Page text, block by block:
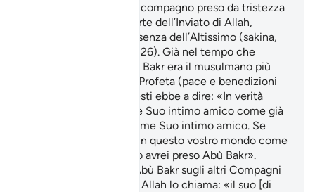
Profeta rassicurò il suo compagno preso da tristezza
e scoramento per la sorte dell’Inviato di Allah,
rammentandogli la presenza dell’Altissimo (sakina,
vedi sopra nota al vers. 26). Già nel tempo che
precedette l’Egira, Abù Bakr era il musulmano più
intimamente legato al Profeta (pace e benedizioni
su di lui) tanto che questi ebbe a dire: «In verità
Allah mi ha preso come Suo intimo amico come già
aveva preso İbrahim come Suo intimo amico. Se
avessi preso qualcuno in questo vostro mondo come
intimo amico, per certo avrei preso Abù Bakr».
Questa eccellenza di Abù Bakr sugli altri Compagni
è provata dal fatto che Allah lo chiama: «il suo [di